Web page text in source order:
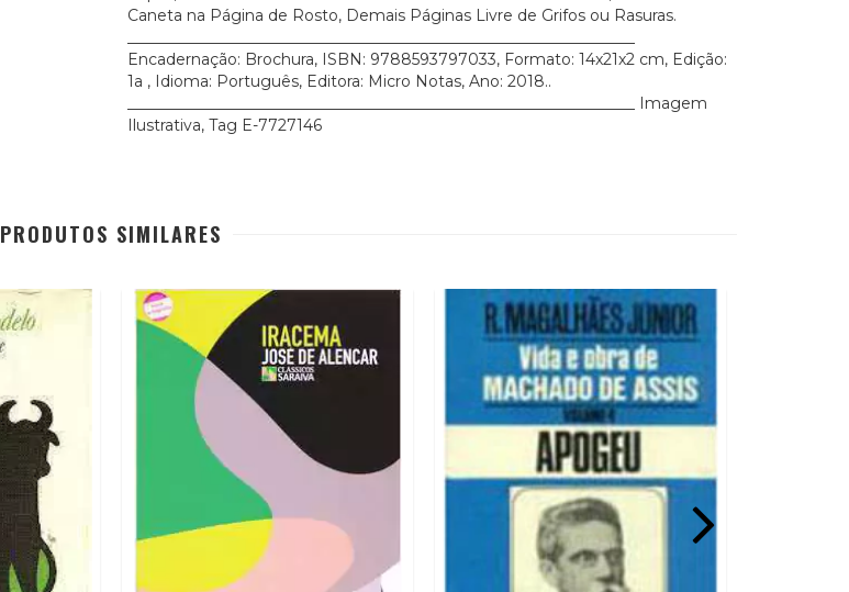
Caneta na Página de Rosto, Demais Páginas Livre de Grifos ou Rasuras.
Encadernação: Brochura, ISBN: 9788593797033, Formato: 14x21x2 cm, Edição:
1a , Idioma: Português, Editora: Micro Notas, Ano: 2018..
__________________________________________________________________ Imagem
Ilustrativa, Tag E-7727146
PRODUTOS SIMILARES